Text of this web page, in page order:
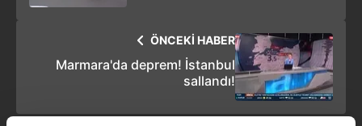
ÖNCEKİ HABER
Marmara'da deprem! İstanbul
sallandı!